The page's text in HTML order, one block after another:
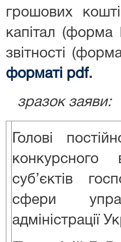
грошових
капітал (форма
звітності
форматі pdf.
зразок заяви:
Голові
конкурсного
суб’єктів
сфери
адміністрації